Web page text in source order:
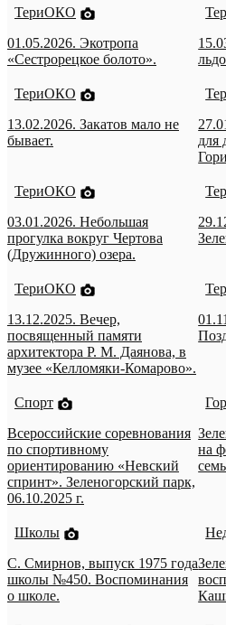
ТериОКО
01.05.2026. Экотропа
«Сестрорецкое болото».
ТериОКО
13.02.2026. Закатов мало не
бывает.
для
ТериОКО
03.01.2026. Небольшая
прогулка вокруг Чертова
(Дружинного) озера.
ТериОКО
13.12.2025. Вечер,
посвященный памяти
архитектора Р. М. Даянова, в
музее «Келломяки-Комарово».
Спорт
Всероссийские соревнования
по спортивному
ориентированию «Невский
спринт». Зеленогорский парк,
06.10.2025 г.
на
Школы
С. Смирнов, выпуск 1975 года
школы №450. Воспоминания
о школе.